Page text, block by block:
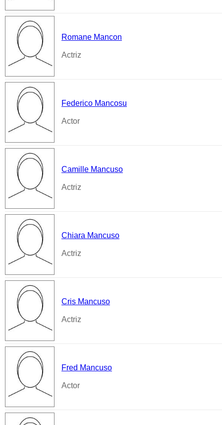
Romane Mancon
Actriz
Federico Mancosu
Actor
Camille Mancuso
Actriz
Chiara Mancuso
Actriz
Cris Mancuso
Actriz
Fred Mancuso
Actor